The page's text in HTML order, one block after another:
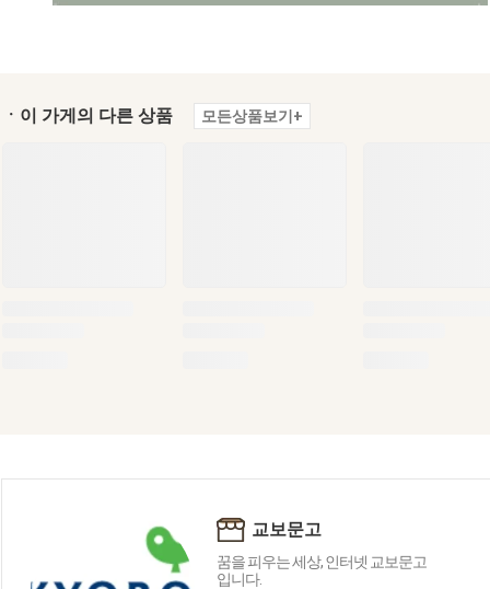
ㆍ이 가게의 다른 상품 모든상품보기+
교보문고
꿈을 피우는 세상, 인터넷 교보문고
입니다.